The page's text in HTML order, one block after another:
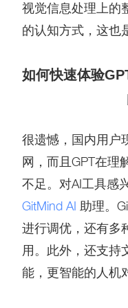
视觉信息处理上的
的认知方式，这也
如何快速体验
很遗憾，国内用户
网，而且GPT在理
不足。对AI工具感
GitMind AI 助理。
进行调优，还有多
用。此外，还支持
能，更智能的人机